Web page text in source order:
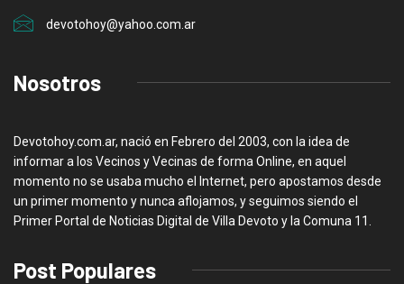
devotohoy@yahoo.com.ar
Nosotros
Devotohoy.com.ar, nació en Febrero del 2003, con la idea de
informar a los Vecinos y Vecinas de forma Online, en aquel
momento no se usaba mucho el Internet, pero apostamos desde
un primer momento y nunca aflojamos, y seguimos siendo el
Primer Portal de Noticias Digital de Villa Devoto y la Comuna 11.
Post Populares